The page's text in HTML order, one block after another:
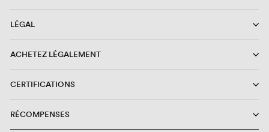
LÉGAL
ACHETEZ LÉGALEMENT
CERTIFICATIONS
RÉCOMPENSES